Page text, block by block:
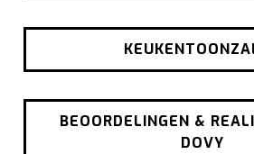
BEOORDELINGEN &
DOVY